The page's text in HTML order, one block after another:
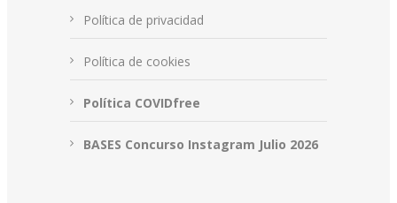
Política de privacidad
Política de cookies
Política COVIDfree
BASES Concurso Instagram Julio 2026